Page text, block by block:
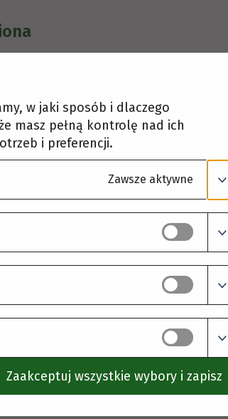
stronę.
w jaki sposób i dlaczego
masz pełną kontrolę nad ich
i preferencji.
Zawsze aktywne
Zaakceptuj wszystkie wybory i zapisz